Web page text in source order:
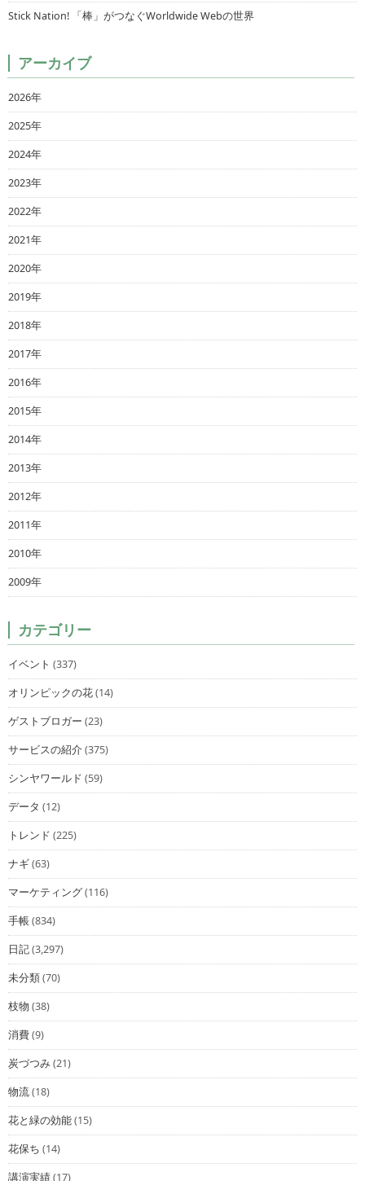
Stick Nation! 「棒」がつなぐWorldwide Webの世界
アーカイブ
2026年
2025年
2024年
2023年
2022年
2021年
2020年
2019年
2018年
2017年
2016年
2015年
2014年
2013年
2012年
2011年
2010年
2009年
カテゴリー
イベント (337)
オリンピックの花(14)
ゲストブロガー (23)
サービスの紹介(375)
シンヤワールド (59)
データ (12)
トレンド (225)
ナギ(63)
マーケティング(116)
手帳(834)
日記(3,297)
未分類(70)
枝物 (38)
消費(9)
炭づつみ(21)
物流(18)
花と緑の効能(15)
花保ち (14)
講演実績(17)